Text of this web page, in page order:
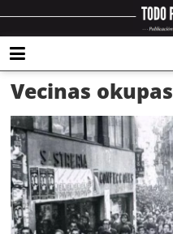
Vecinas okupas